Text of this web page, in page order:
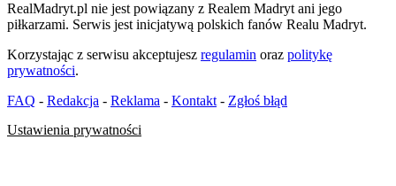
RealMadryt.pl nie jest powiązany z Realem Madryt ani jego
piłkarzami. Serwis jest inicjatywą polskich fanów Realu Madryt.
Korzystając z serwisu akceptujesz regulamin oraz politykę
prywatności.
FAQ - Redakcja - Reklama - Kontakt - Zgłoś błąd
Ustawienia prywatności